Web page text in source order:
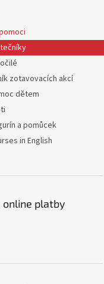
zotavovacích akcí
dětem
a pomůcek
in English
online platby